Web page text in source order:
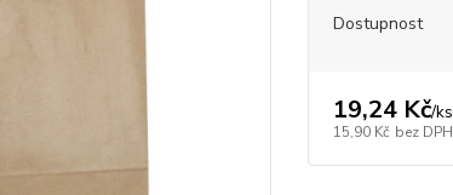
Dostupnost
19,24 Kč/ks
15,90 Kč bez DPH